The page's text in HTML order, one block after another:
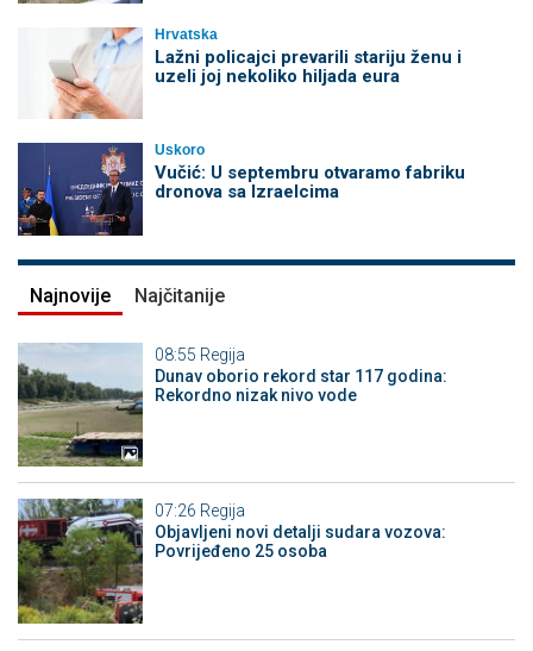
Hrvatska
Lažni policajci prevarili stariju ženu i
uzeli joj nekoliko hiljada eura
Uskoro
Vučić: U septembru otvaramo fabriku
dronova sa Izraelcima
Najnovije Najčitanije
08:55 Regija
Dunav oborio rekord star 117 godina:
Rekordno nizak nivo vode
07:26 Regija
Objavljeni novi detalji sudara vozova:
Povrijeđeno 25 osoba